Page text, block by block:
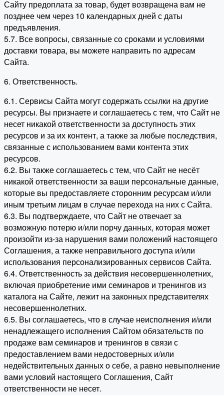
Сайту предоплата за товар, будет возвращена вам не
позднее чем через 10 календарных дней с даты
предъявления.
5.7. Все вопросы, связанные со сроками и условиями
доставки товара, вы можете направить по адресам
Сайта.
6. Ответственность.
6.1. Сервисы Сайта могут содержать ссылки на другие
ресурсы. Вы признаете и соглашаетесь с тем, что Сайт не
несет никакой ответственности за доступность этих
ресурсов и за их контент, а также за любые последствия,
связанные с использованием вами контента этих
ресурсов.
6.2. Вы также соглашаетесь с тем, что Сайт не несёт
никакой ответственности за ваши персональные данные,
которые вы предоставляете сторонним ресурсам и/или
иным третьим лицам в случае перехода на них с Сайта.
6.3. Вы подтверждаете, что Сайт не отвечает за
возможную потерю и/или порчу данных, которая может
произойти из-за нарушения вами положений настоящего
Соглашения, а также неправильного доступа и/или
использования персонализированных сервисов Сайта.
6.4. Ответственность за действия несовершеннолетних,
включая приобретение ими семинаров и тренингов из
каталога на Сайте, лежит на законных представителях
несовершеннолетних.
6.5. Вы соглашаетесь, что в случае неисполнения и/или
ненадлежащего исполнения Сайтом обязательств по
продаже вам семинаров и тренингов в связи с
предоставлением вами недостоверных и/или
недействительных данных о себе, а равно невыполнение
вами условий настоящего Соглашения, Сайт
ответственности не несет.